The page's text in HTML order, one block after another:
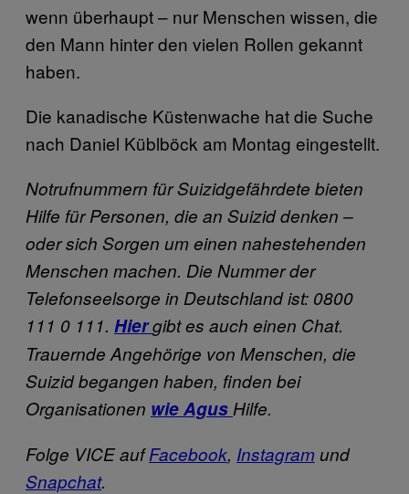
wenn überhaupt – nur Menschen wissen, die
den Mann hinter den vielen Rollen gekannt
haben.
Die kanadische Küstenwache hat die Suche
nach Daniel Küblböck am Montag eingestellt.
Notrufnummern für Suizidgefährdete bieten
Hilfe für Personen, die an Suizid denken –
oder sich Sorgen um einen nahestehenden
Menschen machen. Die Nummer der
Telefonseelsorge in Deutschland ist: 0800
111 0 111. Hiergibt es auch einen Chat.
Trauernde Angehörige von Menschen, die
Suizid begangen haben, finden bei
Organisationen wie Agus Hilfe.
Folge VICE aufFacebook, Instagramund
Snapchat.